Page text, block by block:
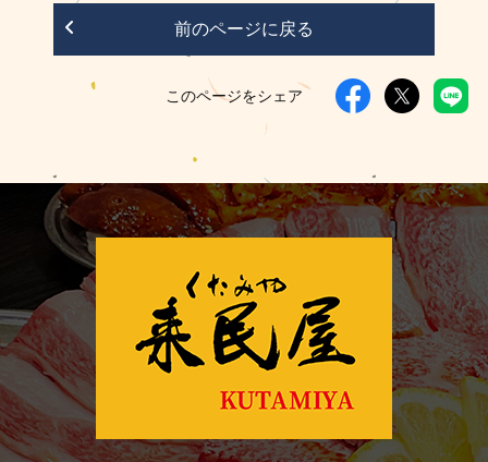
前のページに戻る
このページをシェア